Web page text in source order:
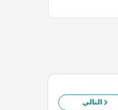
التالي